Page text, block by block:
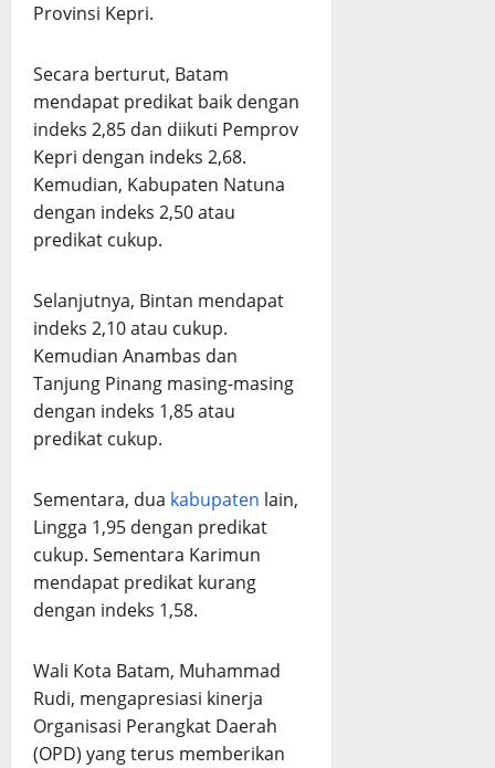
Provinsi Kepri.
Secara berturut, Batam
mendapat predikat baik dengan
indeks 2,85 dan diikuti Pemprov
Kepri dengan indeks 2,68.
Kemudian, Kabupaten Natuna
dengan indeks 2,50 atau
predikat cukup.
Selanjutnya, Bintan mendapat
indeks 2,10 atau cukup.
Kemudian Anambas dan
Tanjung Pinang masing-masing
dengan indeks 1,85 atau
predikat cukup.
Sementara, dua kabupaten lain,
Lingga 1,95 dengan predikat
cukup. Sementara Karimun
mendapat predikat kurang
dengan indeks 1,58.
Wali Kota Batam, Muhammad
Rudi, mengapresiasi kinerja
Organisasi Perangkat Daerah
(OPD) yang terus memberikan